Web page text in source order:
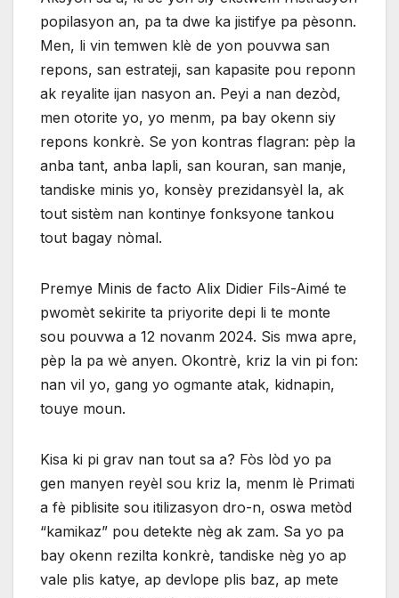
popilasyon an, pa ta dwe ka jistifye pa pèsonn.
Men, li vin temwen klè de yon pouvwa san
repons, san estrateji, san kapasite pou reponn
ak reyalite ijan nasyon an. Peyi a nan dezòd,
men otorite yo, yo menm, pa bay okenn siy
repons konkrè. Se yon kontras flagran: pèp la
anba tant, anba lapli, san kouran, san manje,
tandiske minis yo, konsèy prezidansyèl la, ak
tout sistèm nan kontinye fonksyone tankou
tout bagay nòmal.
Premye Minis de facto Alix Didier Fils-Aimé te
pwomèt sekirite ta priyorite depi li te monte
sou pouvwa a 12 novanm 2024. Sis mwa apre,
pèp la pa wè anyen. Okontrè, kriz la vin pi fon:
nan vil yo, gang yo ogmante atak, kidnapin,
touye moun.
Kisa ki pi grav nan tout sa a? Fòs lòd yo pa
gen manyen reyèl sou kriz la, menm lè Primati
a fè piblisite sou itilizasyon dro-n, oswa metòd
“kamikaz” pou detekte nèg ak zam. Sa yo pa
bay okenn rezilta konkrè, tandiske nèg yo ap
vale plis katye, ap devlope plis baz, ap mete